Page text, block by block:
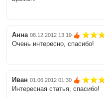
Анна 08.12.2012 13:19
Очень интересно, спасибо!
Иван 01.06.2012 01:30
Интересная статья, спасибо!